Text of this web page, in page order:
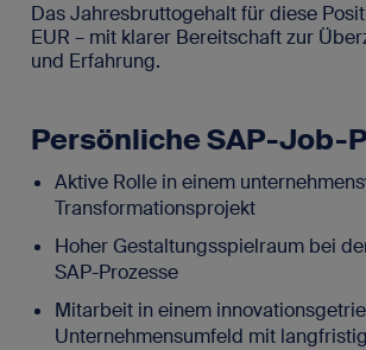
Das Jahresbruttogehalt für diese
EUR – mit klarer Bereitschaft zur
und Erfahrung.
Persönliche SAP-Job-
Aktive Rolle in einem
Transformationsprojekt
Hoher Gestaltungsspielraum bei
SAP-Prozesse
Mitarbeit in einem
Unternehmensumfeld mit